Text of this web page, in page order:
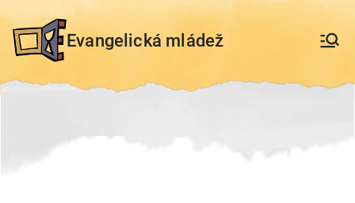
na
Evangelická mládež